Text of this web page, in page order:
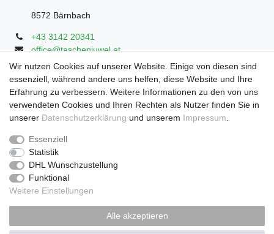
8572 Bärnbach
+43 3142 20341
office@taschenjuwel.at
Montag - Freitag: 08:30 - 18:00
Samstag: 8:30 - 17 Uhr
Daten­schutz­erklärung
Zahlung und Versand
Wir nutzen Cookies auf unserer Website. Einige von diesen sind
essenziell, während andere uns helfen, diese Website und Ihre
Erfahrung zu verbessern. Weitere Informationen zu den von uns
verwendeten Cookies und Ihren Rechten als Nutzer finden Sie in
unserer Daten­schutz­erklärung und unserem Impressum
Essenziell
Statistik
DHL Wunschzustellung
Funktional
Weitere Einstellungen
Alle akzeptieren